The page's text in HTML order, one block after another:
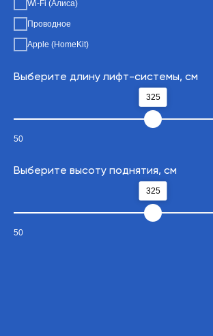
Wi-Fi (Алиса)
Проводное
Apple (HomeKit)
Выберите длину лифт-системы, см
325
50
Выберите высоту поднятия, см
325
50